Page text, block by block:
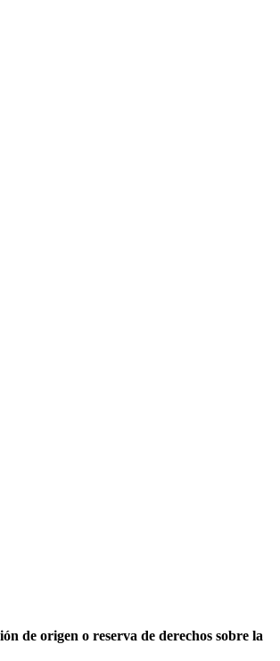
de origen o reserva de derechos sobre la